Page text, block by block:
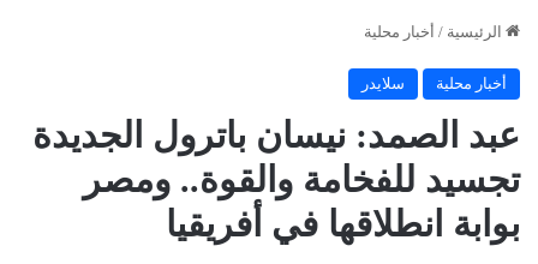
الرئيسية / أخبار محلية
أخبار محلية سلايدر
عبد الصمد: نيسان باترول الجديدة
تجسيد للفخامة والقوة.. ومصر
بوابة انطلاقها في أفريقيا